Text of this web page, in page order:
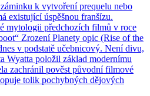
k vytvoření prequelu nebo
existující úspěšnou franšízu.
mytologii předchozích filmů v roce
Zrození Planety opic (Rise of the
v podstatě učebnicový. Není divu,
Wyatta položil základ modernímu
zachránil pověst původní filmové
tolik pochybných dějových